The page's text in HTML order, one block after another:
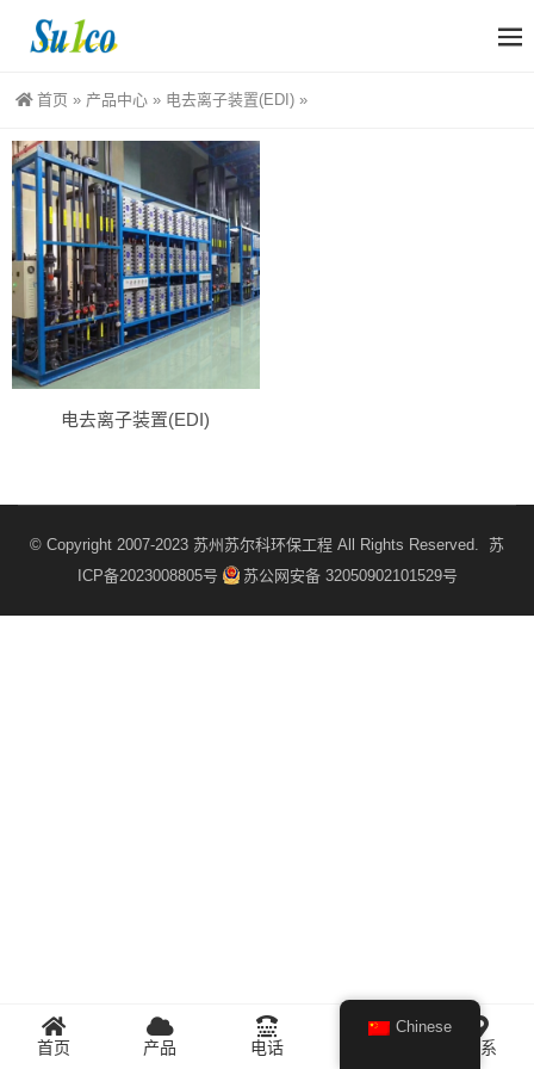
首页 » 产品中心 » 电去离子装置(EDI) »
电去离子装置(EDI)
© Copyright 2007-2023 苏州苏尔科环保工程 All Rights Reserved. 苏
ICP备2023008805号
苏公网安备 32050902101529号
首页 产品 电话 联系
Chinese